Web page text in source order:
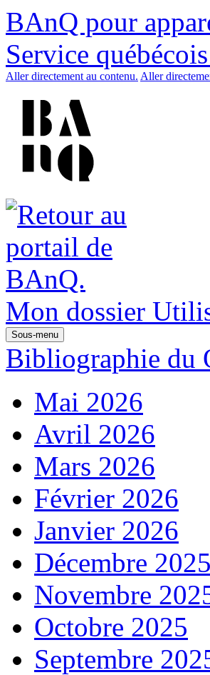
BAnQ pour
Service
Aller directement au contenu. Aller
Mon dossier
Sous-menu
Bibliographie du
Mai 2026
Avril 2026
Mars 2026
Février 2026
Janvier 2026
Décembre 2025
Novembre
Octobre 2025
Septembre